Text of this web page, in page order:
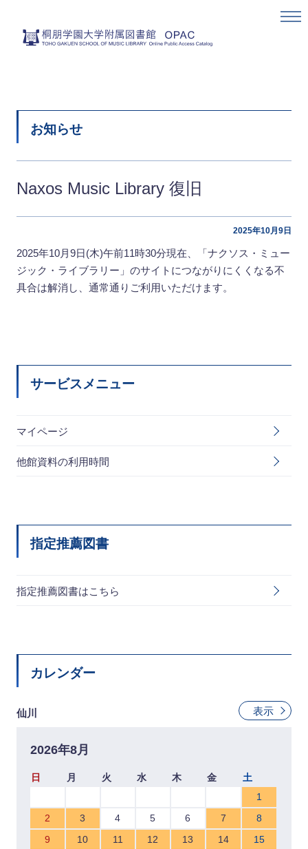
お知らせ
Naxos Music Library 復旧
2025年10月9日
2025年10月9日(木)午前11時30分現在、「ナクソス・ミュー
ジック・ライブラリー」のサイトにつながりにくくなる不
具合は解消し、通常通りご利用いただけます。
サービスメニュー
マイページ
他館資料の利用時間
指定推薦図書
指定推薦図書はこちら
カレンダー
仙川 表示
2026年8月
日 月 火 水 木 金
土
1
2
3 4 5 6 7
8
9
10 11 12 13 14
15